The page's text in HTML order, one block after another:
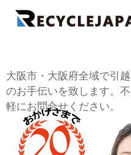
大阪市・大阪府全域で引
のお手伝いを致します。
軽にお問合せください。